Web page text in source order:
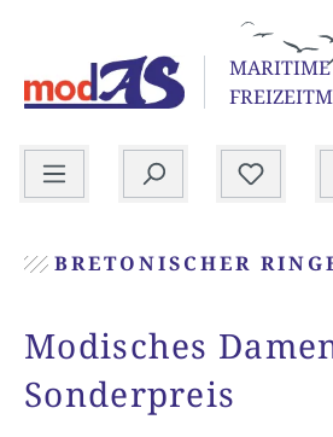
MARITIME
BRETONISCHER
Modisches
Sonderpreis